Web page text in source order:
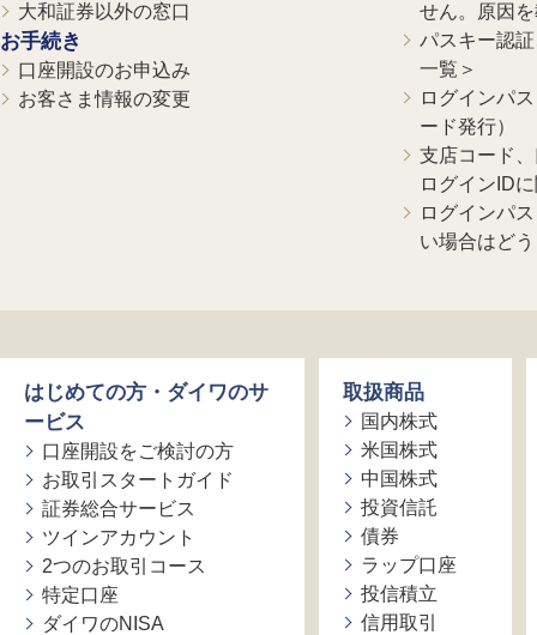
大和証券以外の窓口
お手続き
口座開設のお申込み
お客さま情報の変更
せん。原因
パスキー認
一覧＞
ログインパ
ード発行）
支店コード
ログインID
ログインパ
い場合はど
はじめての方・ダイワのサ
ービス
口座開設をご検討の方
お取引スタートガイド
証券総合サービス
ツインアカウント
2つのお取引コース
特定口座
ダイワのNISA
取扱商品
国内株式
米国株式
中国株式
投資信託
債券
ラップ口座
投信積立
信用取引